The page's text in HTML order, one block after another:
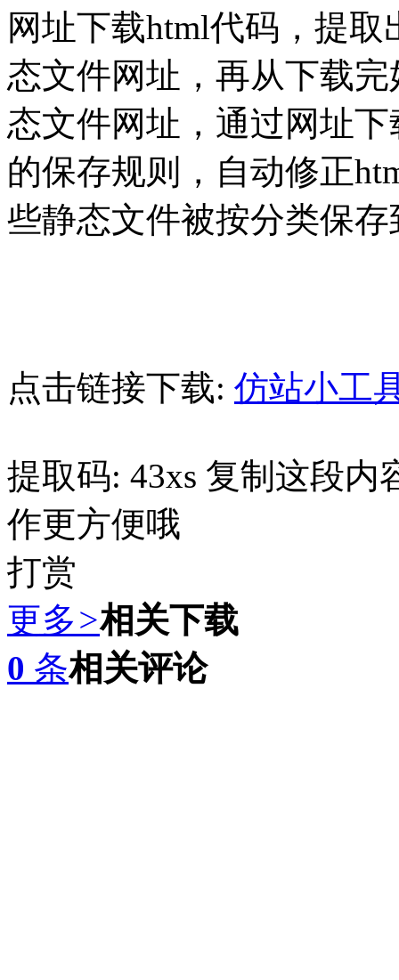
网址下载html代码，提取
态文件网址，再从下载完
态文件网址，通过网址
的保存规则，自动修正
些静态文件被按分类保
点击链接下载: 仿站小工
提取码: 43xs 复制这段
作更方便哦
打赏
更多>相关下载
0 条相关评论